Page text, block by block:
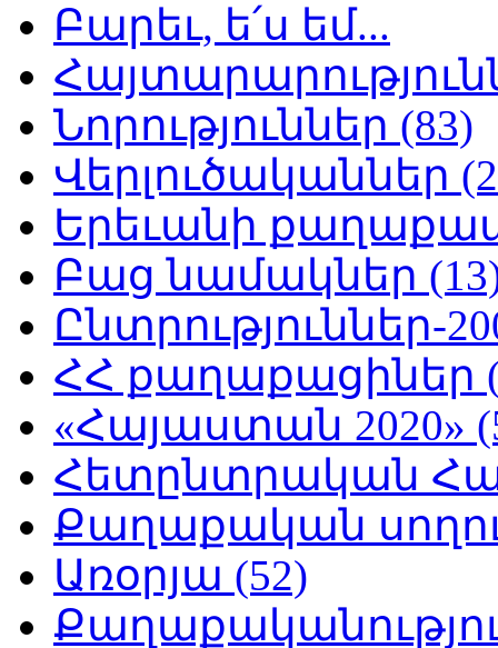
Բարեւ, ե՛ս եմ...
Նորություններ (83)
Վերլուծականներ
Երեւանի
Բաց նամակներ
Ընտրություններ-
ՀՀ քաղաքացիներ
«Հայաստան 2020»
Հետընտրական
Քաղաքական
Առօրյա (52)